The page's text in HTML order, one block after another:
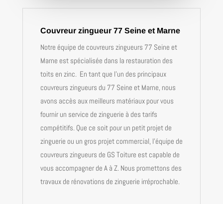
Couvreur zingueur 77 Seine et Marne
Notre équipe de couvreurs zingueurs 77 Seine et
Marne est spécialisée dans la restauration des
toits en zinc. En tant que l’un des principaux
couvreurs zingueurs du 77 Seine et Marne, nous
avons accès aux meilleurs matériaux pour vous
fournir un service de zinguerie à des tarifs
compétitifs. Que ce soit pour un petit projet de
zinguerie ou un gros projet commercial, l’équipe de
couvreurs zingueurs de GS Toiture est capable de
vous accompagner de A à Z. Nous promettons des
travaux de rénovations de zinguerie irréprochable.